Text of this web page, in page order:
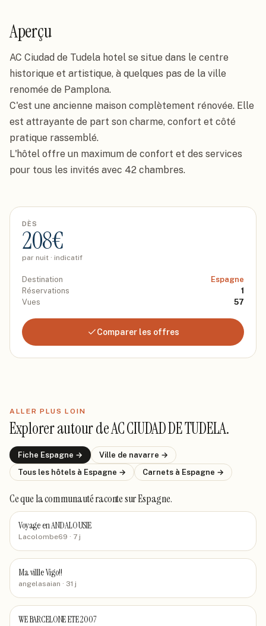
Aperçu
AC Ciudad de Tudela hotel se situe dans le centre
historique et artistique, à quelques pas de la ville
renomée de Pamplona.
C'est une ancienne maison complètement rénovée. Elle
est attrayante de part son charme, confort et côté
pratique rassemblé.
L'hôtel offre un maximum de confort et des services
pour tous les invités avec 42 chambres.
DÈS
208€
par nuit · indicatif
Destination
Espagne
Réservations
1
Vues
57
Comparer les offres
ALLER PLUS LOIN
Explorer autour deAC CIUDAD DE TUDELA.
Fiche Espagne → Ville de navarre →
Tous les hôtels à Espagne → Carnets à Espagne →
Ce que la communauté racontesur Espagne.
Voyage en ANDALOUSIE
Lacolombe69 · 7 j
Ma villle Vigo!!
angelasaian · 31 j
WE BARCELONE ETE 2007